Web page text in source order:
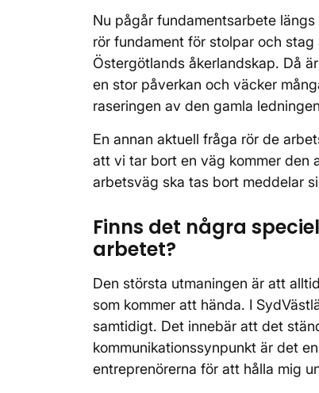
Nu pågår fundamentsarbete
rör fundament för stolpar och
Östergötlands åkerlandskap. Då
en stor påverkan och väcker
raseringen av den gamla
En annan aktuell fråga rör de
att vi tar bort en väg kommer den
arbetsväg ska tas bort meddelar
Finns det några
arbetet?
Den största utmaningen är att
som kommer att hända. I
samtidigt. Det innebär att det
kommunikationssynpunkt är det
entreprenörerna för att hålla mig